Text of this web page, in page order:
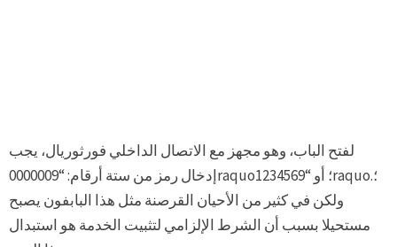
لفتح الباب، وهو مجهز مع الاتصال الداخلي فورثوريال، يجب
إدخال رمز من ستة أرقام: “0000009raquo؛ أو “1234569raquo؛.
ولكن في كثير من الأحيان القرصنة مثل هذا البابفون يصبح
مستحيلا بسبب أن الشرط الإلزامي لتثبيت الخدمة هو استبدال